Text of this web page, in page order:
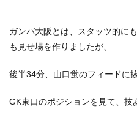
ガンバ大阪とは、スタッツ的に
も見せ場を作りましたが、
後半34分、山口蛍のフィードに
GK東口のポジションを見て、技